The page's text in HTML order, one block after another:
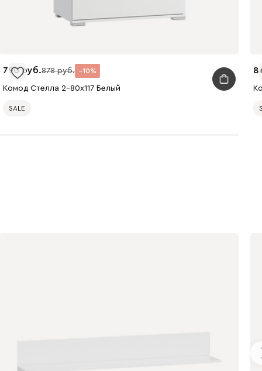
790 878 10
Комод Стелла 2-80x117 Белый
SALE